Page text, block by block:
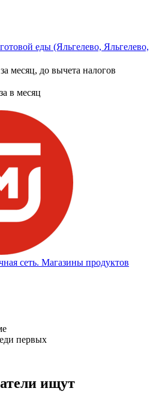
еды (Яльгелево, Яльгелево,
за месяц, до вычета налогов
в месяц
сеть. Магазины продуктов
первых
ищут